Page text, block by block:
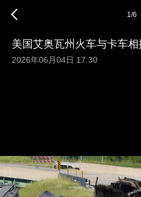
1/6
美国艾奥瓦州火车与卡车
2026年06月04日 17:30